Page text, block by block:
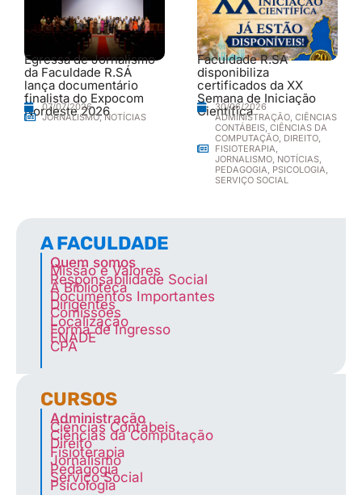
Egressa de Jornalismo
da Faculdade R.SÁ
lança documentário
finalista do Expocom
Nordeste 2026
07/07/2026
JORNALISMO,NOTÍCIAS
Faculdade R.SÁ
disponibiliza
certificados da XX
Semana de Iniciação
Científica
30/06/2026
ADMINISTRAÇÃO, CIÊNCIAS
CONTÁBEIS, CIÊNCIAS DA
COMPUTAÇÃO, DIREITO,
FISIOTERAPIA,
JORNALISMO, NOTÍCIAS,
PEDAGOGIA, PSICOLOGIA,
SERVIÇO SOCIAL
A FACULDADE
Quem somos
Missão e Valores
Responsabilidade Social
A Biblioteca
Documentos Importantes
Dirigentes
Comissões
Localização
Forma de Ingresso
ENADE
CPA
CURSOS
Administração
Ciências Contábeis
Ciências da Computação
Direito
Fisioterapia
Jornalismo
Pedagogia
Serviço Social
Psicologia